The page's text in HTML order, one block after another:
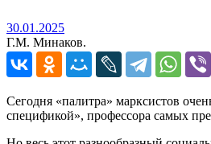
30.01.202530.01.2025
Г.М. Минаков.
Сегодня «палитра» марксистов
спецификой», профессора самых